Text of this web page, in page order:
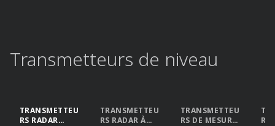
Transmetteurs de niveau​
TRANSMETTEU
RS RADAR
TRANSMETTEU
RS RADAR À
TRANSMETTEU
RS DE MESURE
RS